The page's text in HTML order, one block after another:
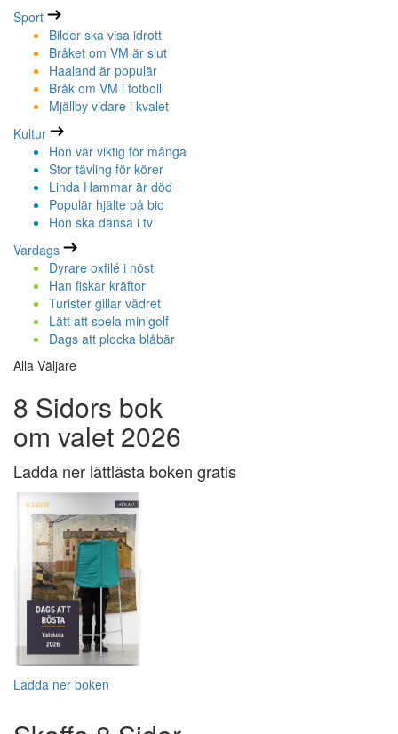
Sport
Bilder ska visa idrott
Bråket om VM är slut
Haaland är populär
Bråk om VM i fotboll
Mjällby vidare i kvalet
Kultur
Hon var viktig för många
Stor tävling för körer
Linda Hammar är död
Populär hjälte på bio
Hon ska dansa i tv
Vardags
Dyrare oxfilé i höst
Han fiskar kräftor
Turister gillar vädret
Lätt att spela minigolf
Dags att plocka blåbär
Alla Väljare
8 Sidors bok
om valet 2026
Ladda ner lättlästa boken gratis
Ladda ner boken